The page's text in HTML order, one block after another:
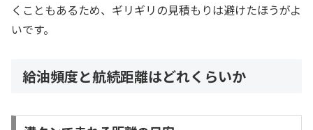
くこともあるため、ギリギリの見積もりは避けたほうがよ
いです。
給油頻度と航続距離はどれくらいか